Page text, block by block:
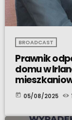
BROADCAST
Prawnik
domu w
today 05/08/2025